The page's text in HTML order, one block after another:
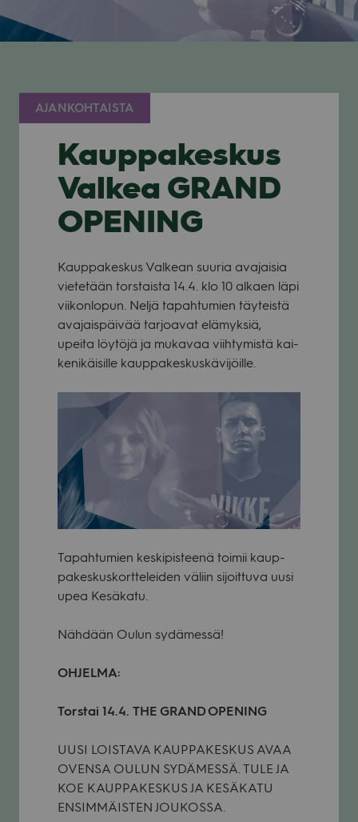
AJANKOHTAISTA
Kauppakeskus
Valkea GRAND
OPENING
Kaup­pa­kes­kus Val­kean suu­ria ava­jai­sia
vie­te­tään tors­taista 14.4. klo 10 alkaen läpi
vii­kon­lo­pun. Neljä tapah­tu­mien täy­teistä
ava­jais­päi­vää tar­joa­vat elä­myk­siä,
upeita löy­töjä ja muka­vaa viih­ty­mistä kai­
ke­ni­käi­sille kaup­pa­kes­kus­kä­vi­jöille.
Tapah­tu­mien kes­ki­pis­teenä toi­mii kaup­
pa­kes­kus­kort­te­lei­den väliin sijoit­tuva uusi
upea Kesä­katu.
Näh­dään Oulun sydä­messä!
OHJELMA:
Tors­tai 14.4. THE GRAND OPENING
UUSI LOISTAVA KAUPPAKESKUS AVAA
OVENSA OULUN SYDÄMESSÄ. TULE JA
KOE KAUPPAKESKUS JA KESÄKATU
ENSIMMÄISTEN JOUKOSSA.